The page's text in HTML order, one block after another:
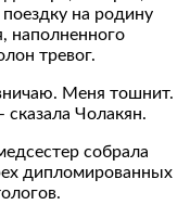
на родину
наполненного
тревог.
Меня тошнит.
сказала Чолакян.
собрала
дипломированных